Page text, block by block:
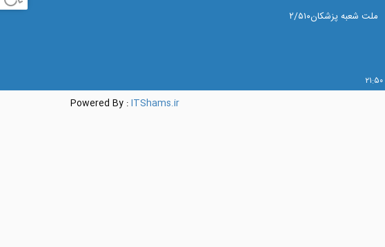
ملت شعبه پزشکان۲/۵۱۰
Powered By :ITShams.ir